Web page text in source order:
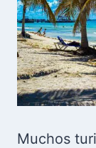
Muchos